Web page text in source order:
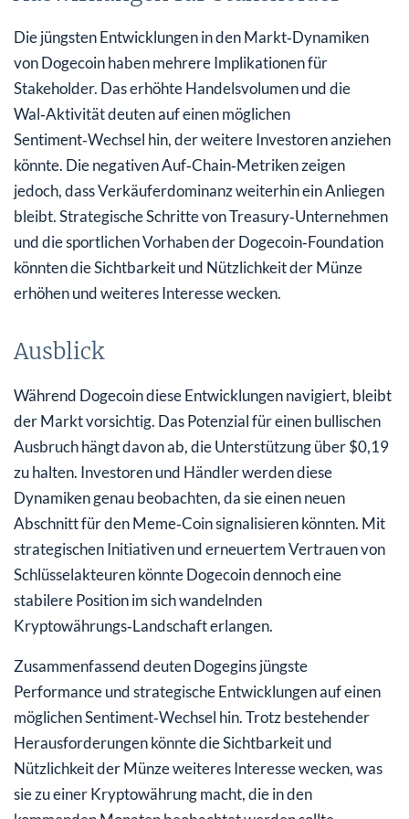
Die jüngsten Entwicklungen in den Markt‑Dynamiken
von Dogecoin haben mehrere Implikationen für
Stakeholder. Das erhöhte Handelsvolumen und die
Wal‑Aktivität deuten auf einen möglichen
Sentiment‑Wechsel hin, der weitere Investoren anziehen
könnte. Die negativen Auf‑Chain‑Metriken zeigen
jedoch, dass Verkäuferdominanz weiterhin ein Anliegen
bleibt. Strategische Schritte von Treasury‑Unternehmen
und die sportlichen Vorhaben der Dogecoin‑Foundation
könnten die Sichtbarkeit und Nützlichkeit der Münze
erhöhen und weiteres Interesse wecken.
Ausblick
Während Dogecoin diese Entwicklungen navigiert, bleibt
der Markt vorsichtig. Das Potenzial für einen bullischen
Ausbruch hängt davon ab, die Unterstützung über $0,19
zu halten. Investoren und Händler werden diese
Dynamiken genau beobachten, da sie einen neuen
Abschnitt für den Meme‑Coin signalisieren könnten. Mit
strategischen Initiativen und erneuertem Vertrauen von
Schlüsselakteuren könnte Dogecoin dennoch eine
stabilere Position im sich wandelnden
Kryptowährungs‑Landschaft erlangen.
Zusammenfassend deuten Dogegins jüngste
Performance und strategische Entwicklungen auf einen
möglichen Sentiment‑Wechsel hin. Trotz bestehender
Herausforderungen könnte die Sichtbarkeit und
Nützlichkeit der Münze weiteres Interesse wecken, was
sie zu einer Kryptowährung macht, die in den